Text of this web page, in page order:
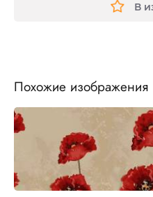
В
Похожие изображения